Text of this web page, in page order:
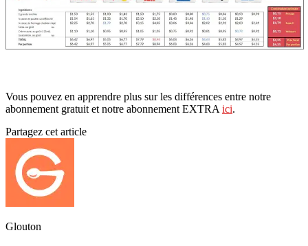
Vous pouvez en apprendre plus sur les différences entre notre
abonnement gratuit et notre abonnement EXTRA ici.
Partagez cet article
Glouton